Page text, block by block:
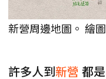
新營周邊地圖。 繪
許多人到新營 都